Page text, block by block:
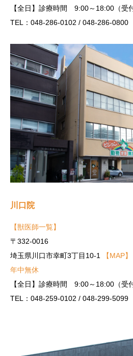
【全日】診療時間 9:00～18:00（受
TEL：048-286-0102 / 048-286-0800
川口院
【獣医師一覧】
〒332-0016
埼玉県川口市幸町3丁目10-1
【MAP】
年中無休
【全日】診療時間 9:00～18:00（受
TEL：048-259-0102 / 048-299-5099